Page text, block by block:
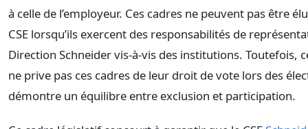
à celle de l’employeur. Ces cadres ne peuvent pas être
CSE lorsqu’ils exercent des responsabilités de
Direction Schneider vis-à-vis des institutions. Toutefois,
ne prive pas ces cadres de leur droit de vote lors des
démontre un équilibre entre exclusion et participation.